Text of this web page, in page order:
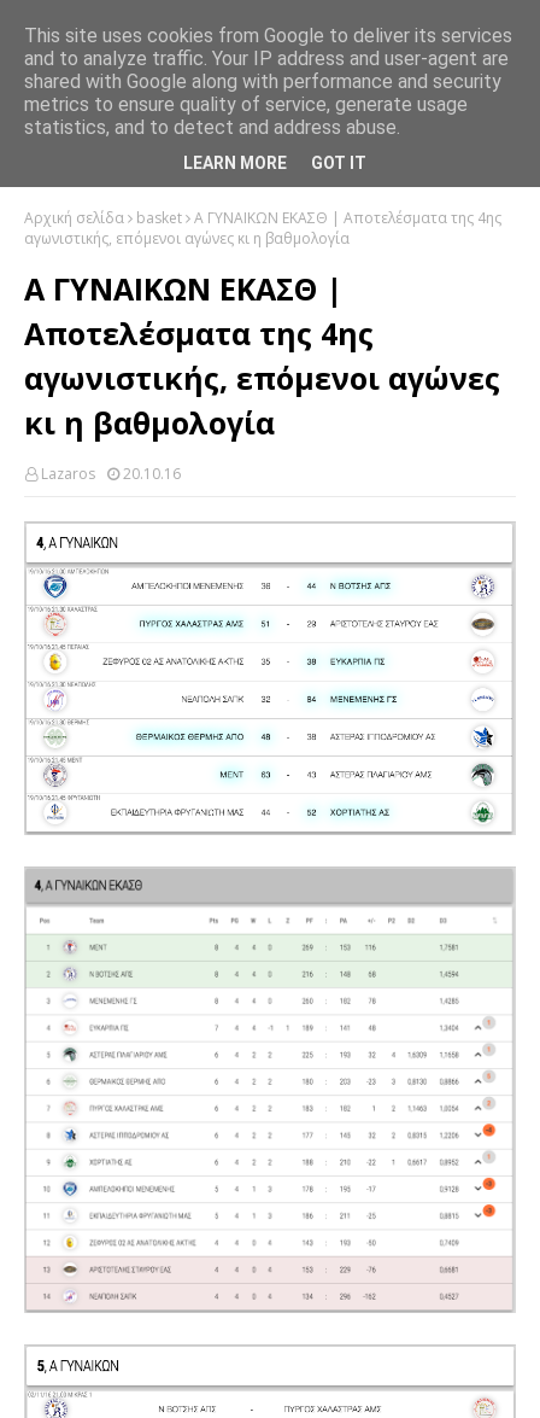
Αρχική σελίδα basket A ΓΥΝΑΙΚΩΝ ΕΚΑΣΘ | Αποτελέσματα της 4ης
αγωνιστικής, επόμενοι αγώνες κι η βαθμολογία
A ΓΥΝΑΙΚΩΝ ΕΚΑΣΘ |
Αποτελέσματα της 4ης
αγωνιστικής, επόμενοι αγώνες
κι η βαθμολογία
Lazaros 20.10.16
This site uses cookies from Google to deliver its services
and to analyze traffic. Your IP address and user-agent are
shared with Google along with performance and security
metrics to ensure quality of service, generate usage
statistics, and to detect and address abuse.
LEARN MORE GOT IT